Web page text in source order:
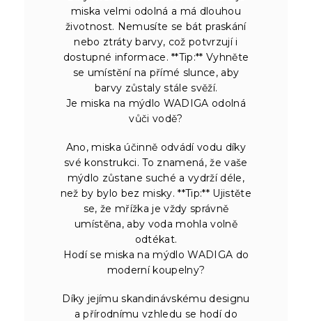
miska velmi odolná a má dlouhou
životnost. Nemusíte se bát praskání
nebo ztráty barvy, což potvrzují i
dostupné informace. **Tip:** Vyhněte
se umístění na přímé slunce, aby
barvy zůstaly stále svěží.
Je miska na mýdlo WADIGA odolná
vůči vodě?
Ano, miska účinně odvádí vodu díky
své konstrukci. To znamená, že vaše
mýdlo zůstane suché a vydrží déle,
než by bylo bez misky. **Tip:** Ujistěte
se, že mřížka je vždy správně
umístěna, aby voda mohla volně
odtékat.
Hodí se miska na mýdlo WADIGA do
moderní koupelny?
Díky jejímu skandinávskému designu
a přírodnímu vzhledu se hodí do